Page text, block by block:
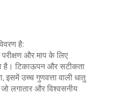
है:
और माप के लिए
है। टिकाऊपन और सटीकता
इसमें उच्च गुणवत्ता वाली धातु
लगातार और विश्वसनीय